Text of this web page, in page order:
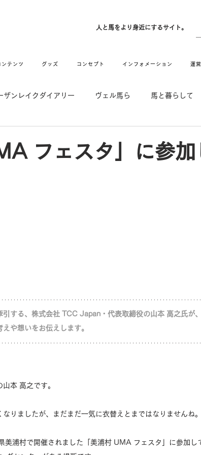
人と馬をより身近にするサイト。
ンテンツ グッズ コンセプト インフォメーション 運
ザンレイクダイアリー ヴェル馬ら 馬と暮らして
フェスタ」に参加
する、株式会社 TCC Japan・代表取締役の山本 高之氏が、
や想いをお伝えします。
本 高之です。
りましたが、まだまだ一気に衣替えとまではなりませんね。
浦村で開催されました「美浦村 UMA フェスタ」に参加し